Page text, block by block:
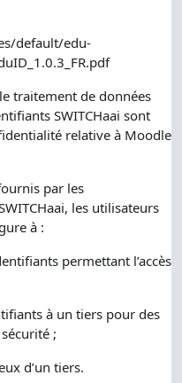
default/edu-
traitement de données
SWITCHaai sont
relative à Moodle
par les
les utilisateurs
à :
permettant l’accès
à un tiers pour des
;
d’un tiers.